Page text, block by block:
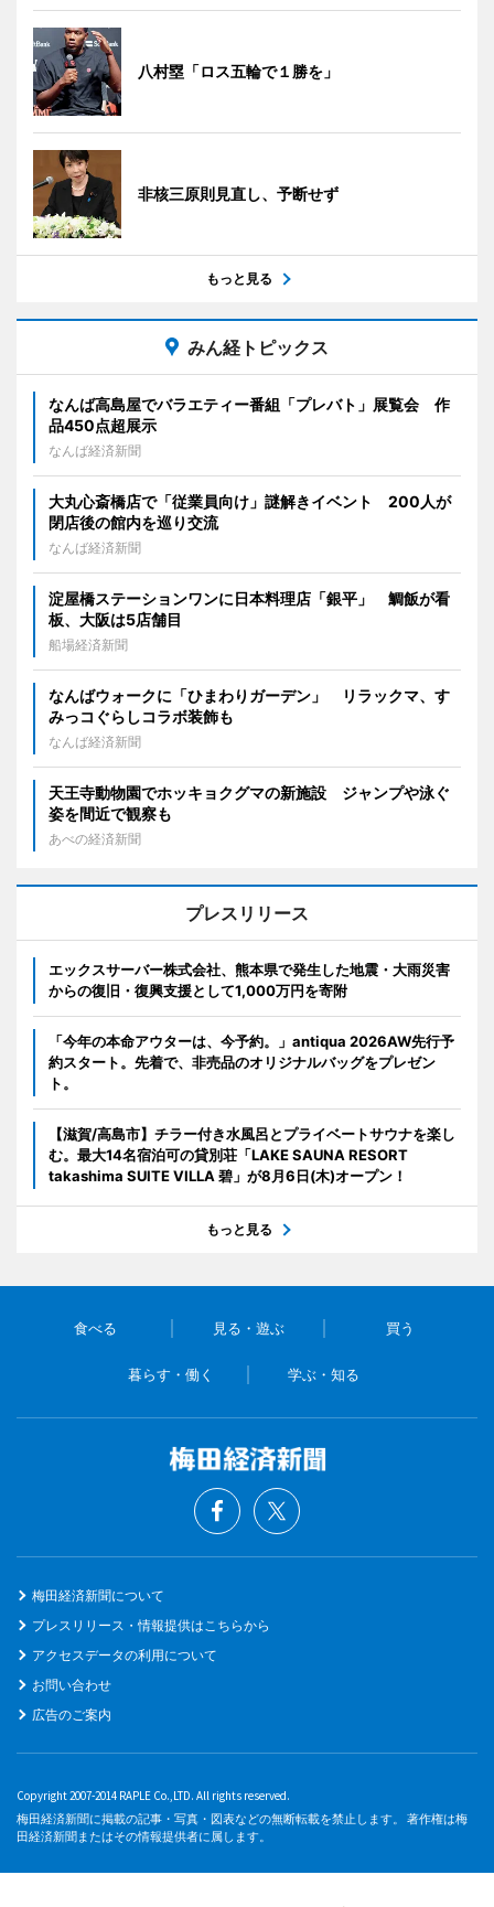
八村塁「ロス五輪で１勝を」
非核三原則見直し、予断せず
もっと見る
みん経トピックス
なんば高島屋でバラエティー番組「プレバト」展覧会 作
品450点超展示
なんば経済新聞
大丸心斎橋店で「従業員向け」謎解きイベント 200人が
閉店後の館内を巡り交流
なんば経済新聞
淀屋橋ステーションワンに日本料理店「銀平」 鯛飯が看
板、大阪は5店舗目
船場経済新聞
なんばウォークに「ひまわりガーデン」 リラックマ、す
みっコぐらしコラボ装飾も
なんば経済新聞
天王寺動物園でホッキョクグマの新施設 ジャンプや泳ぐ
姿を間近で観察も
あべの経済新聞
プレスリリース
エックスサーバー株式会社、熊本県で発生した地震・大雨災害
からの復旧・復興支援として1,000万円を寄附
「今年の本命アウターは、今予約。」antiqua 2026AW先行予
約スタート。先着で、非売品のオリジナルバッグをプレゼン
ト。
【滋賀/高島市】チラー付き水風呂とプライベートサウナを楽し
む。最大14名宿泊可の貸別荘「LAKE SAUNA RESORT
takashima SUITE VILLA 碧」が8月6日(木)オープン！
もっと見る
食べる 見る・遊ぶ 買う
暮らす・働く 学ぶ・知る
梅田経済新聞について
プレスリリース・情報提供はこちらから
アクセスデータの利用について
お問い合わせ
広告のご案内
Copyright 2007-2014 RAPLE Co.,LTD. All rights reserved.
梅田経済新聞に掲載の記事・写真・図表などの無断転載を禁止します。 著作権は梅
田経済新聞またはその情報提供者に属します。